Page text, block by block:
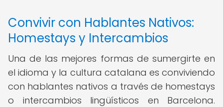
Convivir con Hablantes Nativos:
Homestays y Intercambios
Una de las mejores formas de sumergirte en
el idioma y la cultura catalana es conviviendo
con hablantes nativos a través de homestays
o intercambios lingüísticos en Barcelona.